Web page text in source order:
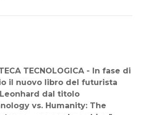
il nuovo libro del futurista
dal titolo
vs. Humanity: The